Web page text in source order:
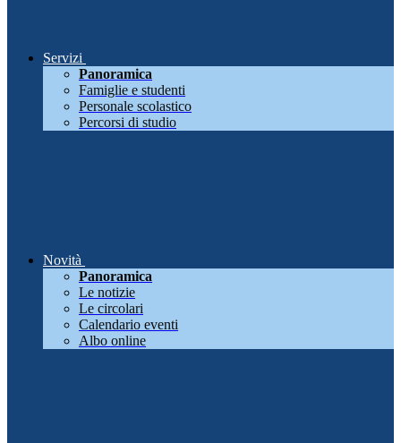
Servizi
Panoramica
Famiglie e studenti
Personale scolastico
Percorsi di studio
Novità
Panoramica
Le notizie
Le circolari
Calendario eventi
Albo online